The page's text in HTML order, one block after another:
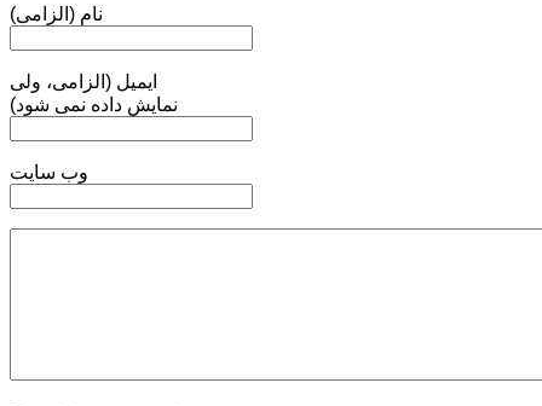
نام (الزامی)
ایمیل (الزامی، ولی
نمایش داده نمی شود)
وب سایت